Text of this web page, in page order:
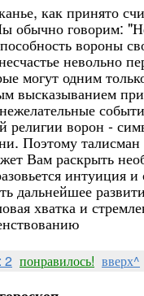
как принято
обычно говорим:
вороны
невольно
могут одним
высказыванием
религии ворон -
Поэтому
Вам раскрыть
интуиция и
дальнейшее
хватка и
2 понравилось! вверх^